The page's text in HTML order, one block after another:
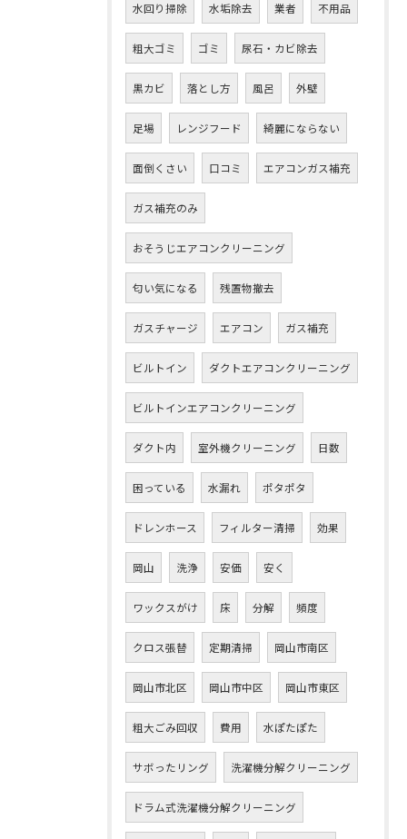
水回り掃除 水垢除去 業者 不用品
粗大ゴミ ゴミ 尿石・カビ除去
黒カビ 落とし方 風呂 外壁
足場 レンジフード 綺麗にならない
面倒くさい 口コミ エアコンガス補充
ガス補充のみ
おそうじエアコンクリーニング
匂い気になる 残置物撤去
ガスチャージ エアコン ガス補充
ビルトイン ダクトエアコンクリーニング
ビルトインエアコンクリーニング
ダクト内 室外機クリーニング 日数
困っている 水漏れ ポタポタ
ドレンホース フィルター清掃 効果
岡山 洗浄 安価 安く
ワックスがけ 床 分解 頻度
クロス張替 定期清掃 岡山市南区
岡山市北区 岡山市中区 岡山市東区
粗大ごみ回収 費用 水ぽたぽた
サボったリング 洗濯機分解クリーニング
ドラム式洗濯機分解クリーニング